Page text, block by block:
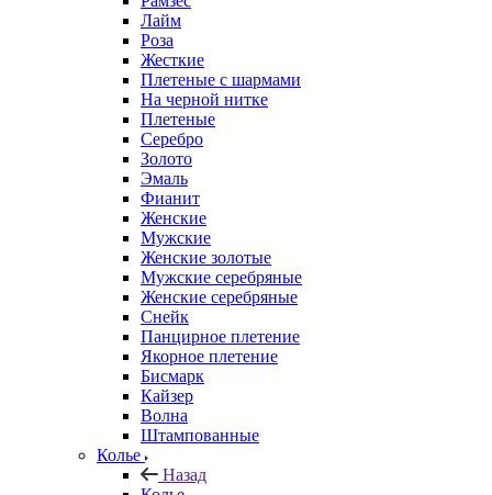
Лайм
Роза
Жесткие
Плетеные с шармами
На черной нитке
Плетеные
Серебро
Золото
Эмаль
Фианит
Женские
Мужские
Женские золотые
Мужские серебряные
Женские серебряные
Снейк
Панцирное плетение
Якорное плетение
Бисмарк
Кайзер
Волна
Штампованные
Колье
Назад